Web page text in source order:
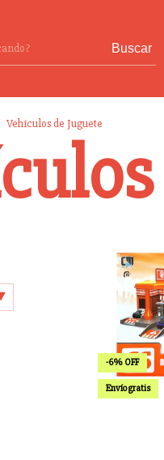
Buscar
Vehículos de Juguete
-6% OFF
Envío gratis